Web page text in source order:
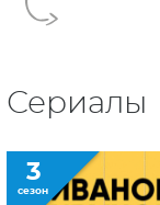
Сериалы
3
сезон